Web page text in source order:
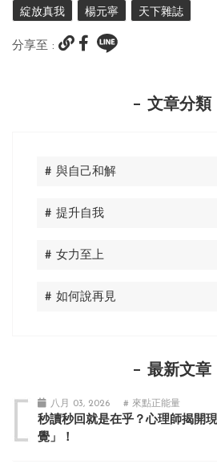
綻放真我 楊元寧 天下雜誌
分享至 :
文章分類
# 與自己和解
# 提升自我
# 女力至上
# 如何說再見
最新文章
八月 03, 2026 # 來點正能量
秒讀秒回就是在乎？心理師揭開
覺」！